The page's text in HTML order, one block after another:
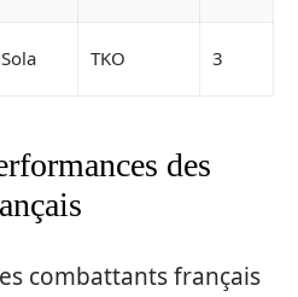
TKO 3
des
combattants français